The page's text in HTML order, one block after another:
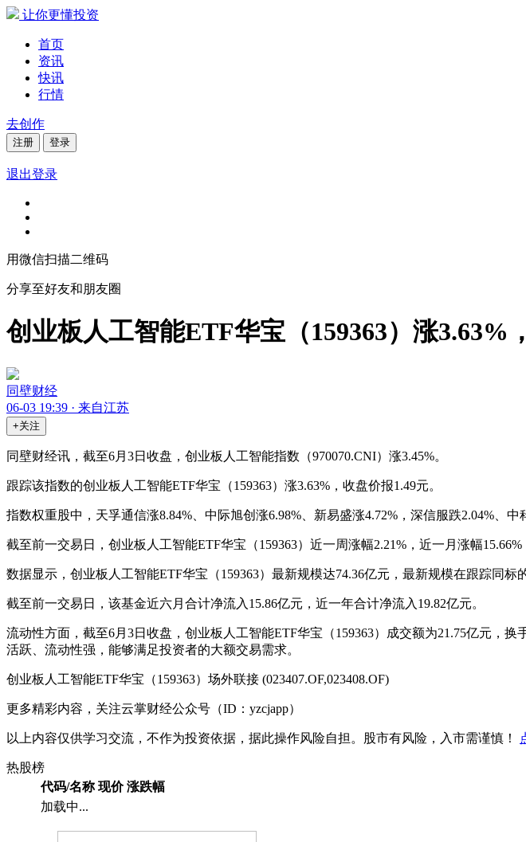
让你更懂投资
首页
资讯
快讯
行情
去创作
注册 登录
退出登录
用微信扫描二维码
分享至好友和朋友圈
创业板人工智能ETF华宝（159363）涨3.63%
同壁财经
06-03 19:39 · 来自江苏
+关注
同壁财经讯，截至6月3日收盘，创业板人工智能指数（970070.CNI）涨3.45%。
跟踪该指数的创业板人工智能ETF华宝（159363）涨3.63%，收盘价报1.49元。
指数权重股中，天孚通信涨8.84%、中际旭创涨6.98%、新易盛涨4.72%，深信服跌2.04%、中
截至前一交易日，创业板人工智能ETF华宝（159363）近一周涨幅2.21%，近一月涨幅
数据显示，创业板人工智能ETF华宝（159363）最新规模达74.36亿元，最新规模在跟踪同标
截至前一交易日，该基金近六月合计净流入15.86亿元，近一年合计净流入19.82亿元。
流动性方面，截至6月3日收盘，创业板人工智能ETF华宝（159363）成交额为21.75亿元，
活跃、流动性强，能够满足投资者的大额交易需求。
创业板人工智能ETF华宝（159363）场外联接 (023407.OF,023408.OF)
更多精彩内容，关注云掌财经公众号（ID：yzcjapp）
以上内容仅供学习交流，不作为投资依据，据此操作风险自担。股市有风险，入市需谨慎！
热股榜
代码/名称 现价 涨跌幅
加载中...